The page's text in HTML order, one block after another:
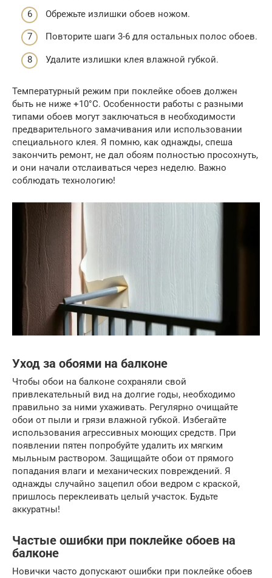
Обрежьте излишки обоев ножом.
Повторите шаги 3-6 для остальных полос обоев.
Удалите излишки клея влажной губкой.
Температурный режим при поклейке обоев должен
быть не ниже +10°C. Особенности работы с разными
типами обоев могут заключаться в необходимости
предварительного замачивания или использовании
специального клея. Я помню, как однажды, спеша
закончить ремонт, не дал обоям полностью просохнуть,
и они начали отслаиваться через неделю. Важно
соблюдать технологию!
Уход за обоями на балконе
Чтобы обои на балконе сохраняли свой
привлекательный вид на долгие годы, необходимо
правильно за ними ухаживать. Регулярно очищайте
обои от пыли и грязи влажной губкой. Избегайте
использования агрессивных моющих средств. При
появлении пятен попробуйте удалить их мягким
мыльным раствором. Защищайте обои от прямого
попадания влаги и механических повреждений. Я
однажды случайно зацепил обои ведром с краской,
пришлось переклеивать целый участок. Будьте
аккуратны!
Частые ошибки при поклейке обоев на
балконе
Новички часто допускают ошибки при поклейке обоев